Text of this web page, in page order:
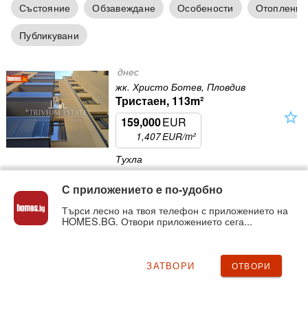
Състояние
Обзавеждане Особености
Отопление
Публикувани
днес
жк. Христо Ботев, Пловдив
Тристаен, 113m²
159,000EUR
1,407EUR/m²
star_outline
Тухла
жк. Тракия, Пловдив
Едностаен, 53m²
Тухла, Обзаведен, Електричество
С приложението e по-удобно
Търси лесно на твоя телефон с приложението на
HOMES.BG. Отвори приложението сега...
ЗАТВОРИ ОТВОРИ